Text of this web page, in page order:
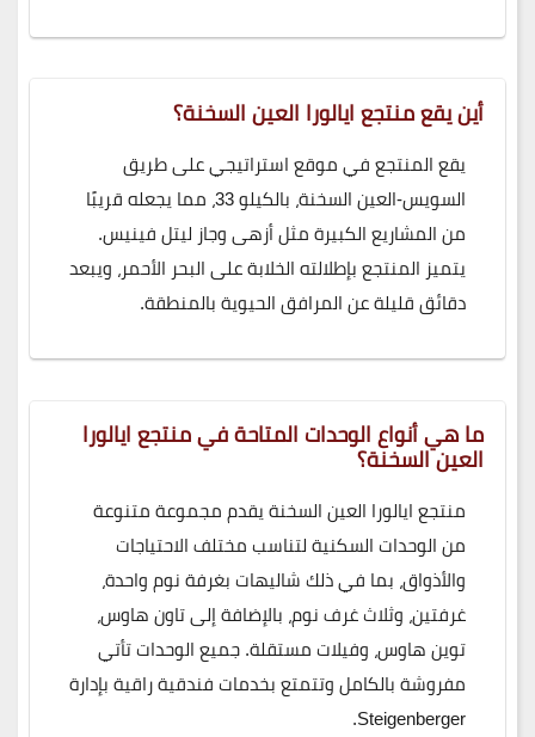
أين يقع منتجع ايالورا العين السخنة؟
يقع المنتجع في موقع استراتيجي على طريق
السويس-العين السخنة، بالكيلو 33، مما يجعله قريبًا
من المشاريع الكبيرة مثل أزهى وجاز ليتل فينيس.
يتميز المنتجع بإطلالته الخلابة على البحر الأحمر، ويبعد
دقائق قليلة عن المرافق الحيوية بالمنطقة.
ما هي أنواع الوحدات المتاحة في منتجع ايالورا
العين السخنة؟
منتجع ايالورا العين السخنة يقدم مجموعة متنوعة
من الوحدات السكنية لتناسب مختلف الاحتياجات
والأذواق، بما في ذلك شاليهات بغرفة نوم واحدة،
غرفتين، وثلاث غرف نوم، بالإضافة إلى تاون هاوس،
توين هاوس، وفيلات مستقلة. جميع الوحدات تأتي
مفروشة بالكامل وتتمتع بخدمات فندقية راقية بإدارة
Steigenberger.